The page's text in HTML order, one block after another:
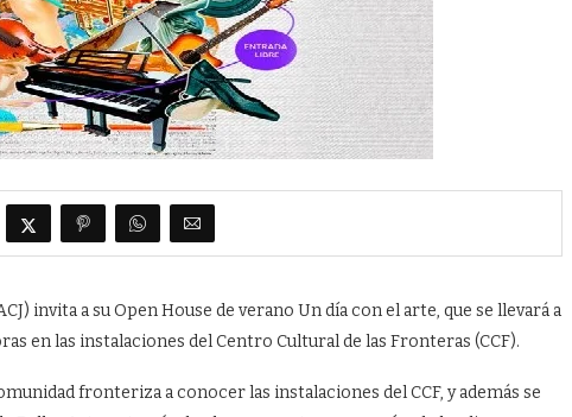
invita a su Open House de verano Un día con el arte, que se llevará a
en las instalaciones del Centro Cultural de las Fronteras (CCF).
fronteriza a conocer las instalaciones del CCF, y además se